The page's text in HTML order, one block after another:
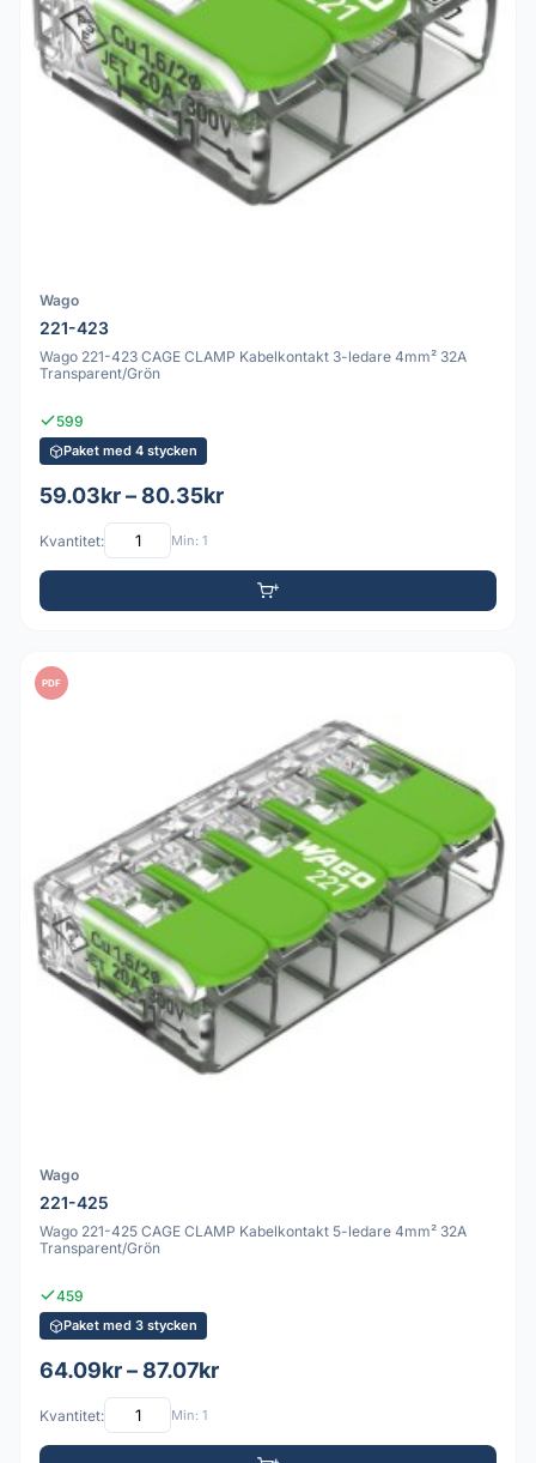
Wago
221-423
Wago 221-423 CAGE CLAMP Kabelkontakt 3-ledare 4mm² 32A
Transparent/Grön
599
Paket med 4 stycken
59.03kr – 80.35kr
Kvantitet: Min: 1
PDF
Wago
221-425
Wago 221-425 CAGE CLAMP Kabelkontakt 5-ledare 4mm² 32A
Transparent/Grön
459
Paket med 3 stycken
64.09kr – 87.07kr
Kvantitet: Min: 1